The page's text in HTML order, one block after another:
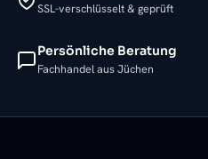
SSL-verschlüsselt & geprüft
Persönliche Beratung
Fachhandel aus Jüchen